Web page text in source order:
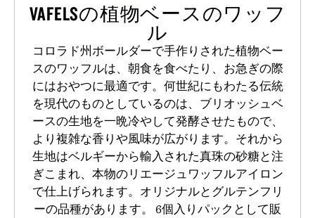
VAFELSの植物ベースのワッフ
ル
コロラド州ボールダーで手作りされた植物ベー
スのワッフルは、朝食を食べたり、お急ぎの際
にはおやつに最適です。何世紀にもわたる伝統
を現代のものとしているのは、ブリオッシュベ
ースの生地を一晩冷やして発酵させたもので、
より複雑な香りや風味が広がります。それから
生地はベルギーから輸入された真珠の砂糖と注
ぎこまれ、本物のリエージュワッフルアイロン
で仕上げられます。オリジナルとグルテンフリ
ーの品種があります。 6個入りパックとして販